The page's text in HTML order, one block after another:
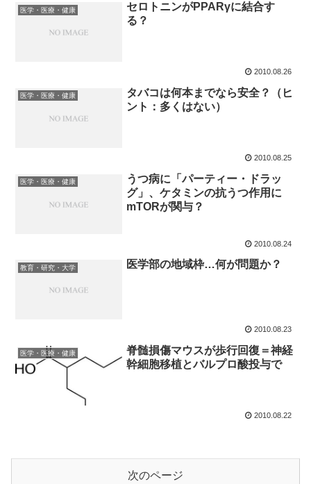
医学・医療・健康
セロトニンがPPARγに結合す
る？
2010.08.26
医学・医療・健康
タバコは何本までなら安全？（ヒ
ント：多くはない）
2010.08.25
医学・医療・健康
うつ病に「パーティー・ドラッ
グ」、ケタミンの抗うつ作用に
mTORが関与？
2010.08.24
教育・研究・大学 医学部の地域枠…何が問題か？
2010.08.23
医学・医療・健康
脊髄損傷マウスが歩行回復＝神経
幹細胞移植とバルプロ酸投与で
2010.08.22
次のページ